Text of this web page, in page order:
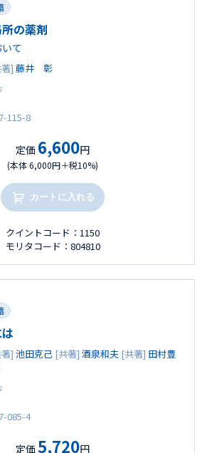
の薬剤
て
] 藤井 彰
115-8
定価 6,600円
(本体 6,000円＋税10%)
カートに入れる
クイントコード：1150
モリタコード：804810
] 池田克己 [共著] 酒泉和夫 [共著] 田村豊
085-4
定価 5,720円